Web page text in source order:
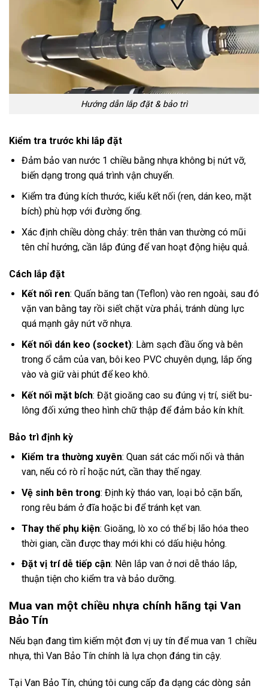
Hướng dẫn lắp đặt & bảo trì
Kiểm tra trước khi lắp đặt
Đảm bảo van nước 1 chiều bằng nhựa không bị nứt vỡ,
biến dạng trong quá trình vận chuyển.
Kiểm tra đúng kích thước, kiểu kết nối (ren, dán keo, mặt
bích) phù hợp với đường ống.
Xác định chiều dòng chảy: trên thân van thường có mũi
tên chỉ hướng, cần lắp đúng để van hoạt động hiệu quả.
Cách lắp đặt
Kết nối ren: Quấn băng tan (Teflon) vào ren ngoài, sau đó
vặn van bằng tay rồi siết chặt vừa phải, tránh dùng lực
quá mạnh gây nứt vỡ nhựa.
Kết nối dán keo (socket): Làm sạch đầu ống và bên
trong ổ cắm của van, bôi keo PVC chuyên dụng, lắp ống
vào và giữ vài phút để keo khô.
Kết nối mặt bích: Đặt gioăng cao su đúng vị trí, siết bu-
lông đối xứng theo hình chữ thập để đảm bảo kín khít.
Bảo trì định kỳ
Kiểm tra thường xuyên: Quan sát các mối nối và thân
van, nếu có rò rỉ hoặc nứt, cần thay thế ngay.
Vệ sinh bên trong: Định kỳ tháo van, loại bỏ cặn bẩn,
rong rêu bám ở đĩa hoặc bi để tránh kẹt van.
Thay thế phụ kiện: Gioăng, lò xo có thể bị lão hóa theo
thời gian, cần được thay mới khi có dấu hiệu hỏng.
Đặt vị trí dễ tiếp cận: Nên lắp van ở nơi dễ tháo lắp,
thuận tiện cho kiểm tra và bảo dưỡng.
Mua van một chiều nhựa chính hãng tại Van
Bảo Tín
Nếu bạn đang tìm kiếm một đơn vị uy tín để mua van 1 chiều
nhựa, thì Van Bảo Tín chính là lựa chọn đáng tin cậy.
Tại Van Bảo Tín, chúng tôi cung cấp đa dạng các dòng sản